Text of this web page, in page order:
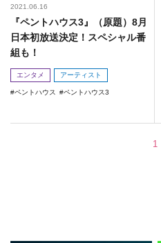
2021.06.16
『ペントハウス3』（原題）8月
日本初放送決定！スペシャル番
組も！
エンタメ アーティスト
ペントハウス ペントハウス3
1